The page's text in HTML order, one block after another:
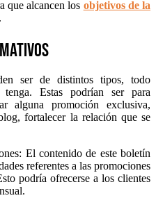
que alcancen los objetivos de la
ser de distintos tipos, todo
Estas podrían ser para
alguna promoción exclusiva,
fortalecer la relación que se
El contenido de este boletín
referentes a las promociones
podría ofrecerse a los clientes